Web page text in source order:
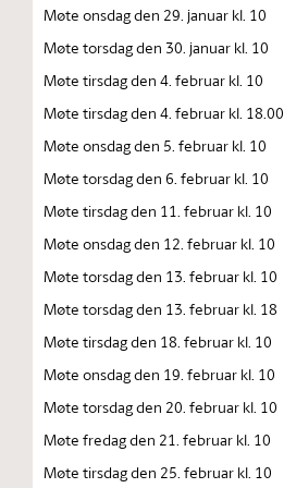
Møte onsdag den 29. januar kl. 10
Møte torsdag den 30. januar kl. 10
Møte tirsdag den 4. februar kl. 10
Møte tirsdag den 4. februar kl. 18.00
Møte onsdag den 5. februar kl. 10
Møte torsdag den 6. februar kl. 10
Møte tirsdag den 11. februar kl. 10
Møte onsdag den 12. februar kl. 10
Møte torsdag den 13. februar kl. 10
Møte torsdag den 13. februar kl. 18
Møte tirsdag den 18. februar kl. 10
Møte onsdag den 19. februar kl. 10
Møte torsdag den 20. februar kl. 10
Møte fredag den 21. februar kl. 10
Møte tirsdag den 25. februar kl. 10